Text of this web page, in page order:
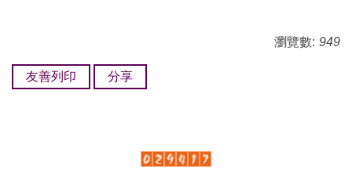
瀏覽數: 949
友善列印 分享